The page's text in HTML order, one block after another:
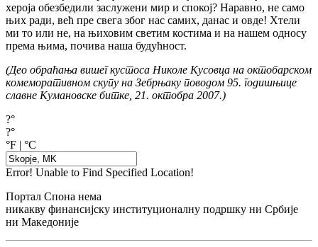
хероја обезбедили заслужени мир и спокој? Наравно, не само
њих ради, већ пре свега због нас самих, данас и овде! Хтели
ми то или не, на њиховим светим костима и на нашем односу
према њима, почива наша будућност.
(Део обраћања вишег кустоса Николе Кусовца на октобарском
комеморативном скупу на Зебрњаку поводом 95. годишњице
славне Кумановске битке, 21. октобра 2007.)
?°
?°
°F | °C
Error! Unable to Find Specified Location!
Портал Спона нема
никакву финансијску институционалну подршку ни Србије
ни Македоније